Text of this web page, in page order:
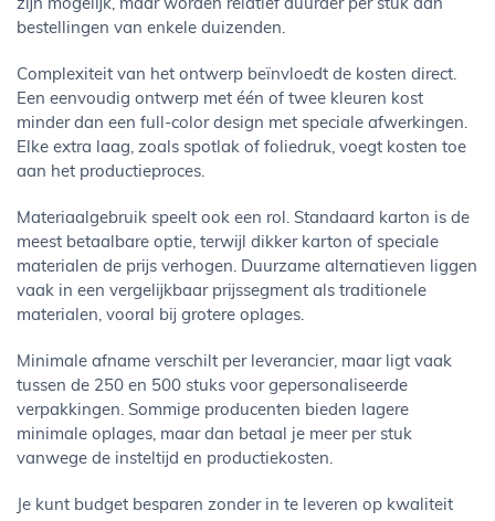
zijn mogelijk, maar worden relatief duurder per stuk dan
bestellingen van enkele duizenden.
Complexiteit van het ontwerp beïnvloedt de kosten direct.
Een eenvoudig ontwerp met één of twee kleuren kost
minder dan een full-color design met speciale afwerkingen.
Elke extra laag, zoals spotlak of foliedruk, voegt kosten toe
aan het productieproces.
Materiaalgebruik speelt ook een rol. Standaard karton is de
meest betaalbare optie, terwijl dikker karton of speciale
materialen de prijs verhogen. Duurzame alternatieven liggen
vaak in een vergelijkbaar prijssegment als traditionele
materialen, vooral bij grotere oplages.
Minimale afname verschilt per leverancier, maar ligt vaak
tussen de 250 en 500 stuks voor gepersonaliseerde
verpakkingen. Sommige producenten bieden lagere
minimale oplages, maar dan betaal je meer per stuk
vanwege de insteltijd en productiekosten.
Je kunt budget besparen zonder in te leveren op kwaliteit